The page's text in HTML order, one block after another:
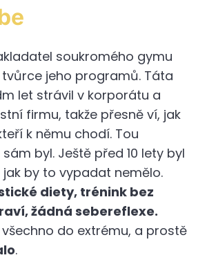
soukromého gymu
jeho programů. Táta
let strávil v korporátu a
firmu, takže přesně ví, jak
k němu chodí. Tou
byl. Ještě před 10 lety byl
jak by to vypadat nemělo.
diety, trénink bez
žádná sebereflexe.
všechno do extrému, a prostě
.